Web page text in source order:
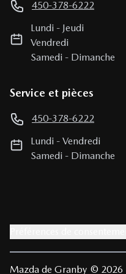
450-378-6222
Lundi - Jeudi
Vendredi
Samedi - Dimanche
Service et pièces
450-378-6222
Lundi -Vendredi
Samedi - Dimanche
Mazda de Granby © 2026